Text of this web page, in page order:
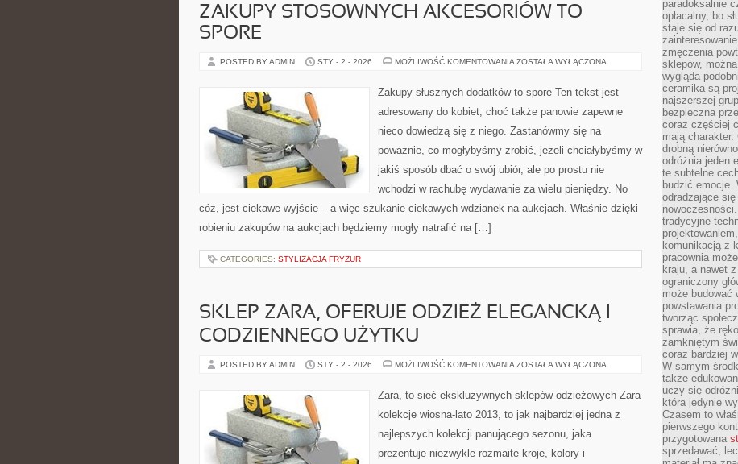
ZAKUPY STOSOWNYCH AKCESORIÓW TO
SPORE
POSTED BY ADMIN STY - 2 - 2026 MOŻLIWOŚĆ KOMENTOWANIA ZAKUPY
TO
SPORE
ZOSTAŁA WYŁĄCZONA
Zakupy słusznych dodatków to spore Ten tekst jest
adresowany do kobiet, choć także panowie zapewne
nieco dowiedzą się z niego. Zastanówmy się na
poważnie, co mogłybyśmy zrobić, jeżeli chciałybyśmy w
jakiś sposób dbać o swój ubiór, ale po prostu nie
wchodzi w rachubę wydawanie za wielu pieniędzy. No
cóż, jest ciekawe wyjście – a więc szukanie ciekawych wdzianek na aukcjach. Właśnie dzięki
robieniu zakupów na aukcjach będziemy mogły natrafić na […]
CATEGORIES: STYLIZACJA FRYZUR
SKLEP ZARA, OFERUJE ODZIEŻ ELEGANCKĄ I
CODZIENNEGO UŻYTKU
POSTED BY ADMIN STY - 2 - 2026 MOŻLIWOŚĆ KOMENTOWANIA SKLEP
ODZIEŻ
ELEGANCKĄ
CODZIENNEGO
ZOSTAŁA WYŁĄCZONA
Zara, to sieć ekskluzywnych sklepów odzieżowych Zara
kolekcje wiosna-lato 2013, to jak najbardziej jedna z
najlepszych kolekcji panującego sezonu, jaka
prezentuje niezwykle rozmaite kroje, kolory i
paradoksalnie
opłacalny, bo
staje się od
zmęczenia
sklepów,
wygląda
ceramika są
najszerszej
bezpieczna
coraz częściej
mają
drobną
odróżnia jeden
te subtelne
budzić emocje.
odradzające się
tradycyjne
komunikacją z
pracownia
kraju, a nawet
ograniczony
może budować
powstawania
tworząc
sprawia, że
zamkniętym
coraz bardziej
W samym
także
uczy się
która jedynie
Czasem to
pierwszego
przygotowana
sprzedawać,